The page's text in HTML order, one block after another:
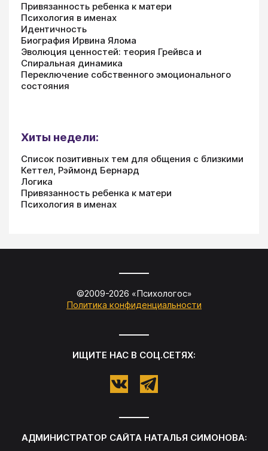
Привязанность ребенка к матери
Психология в именах
Идентичность
Биография Ирвина Ялома
Эволюция ценностей: теория Грейвса и
Спиральная динамика
Переключение собственного эмоционального
состояния
Хиты недели:
Список позитивных тем для общения с близкими
Кеттел, Рэймонд Бернард
Логика
Привязанность ребенка к матери
Психология в именах
©2009-2026 «Психологос»
Политика конфиденциальности
ИЩИТЕ НАС В СОЦ.СЕТЯХ:
АДМИНИСТРАТОР САЙТА НАТАЛЬЯ СИМОНОВА: